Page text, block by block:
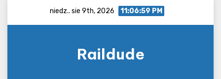
niedz.. sie 9th, 2026 11:07:00 PM
Raildude